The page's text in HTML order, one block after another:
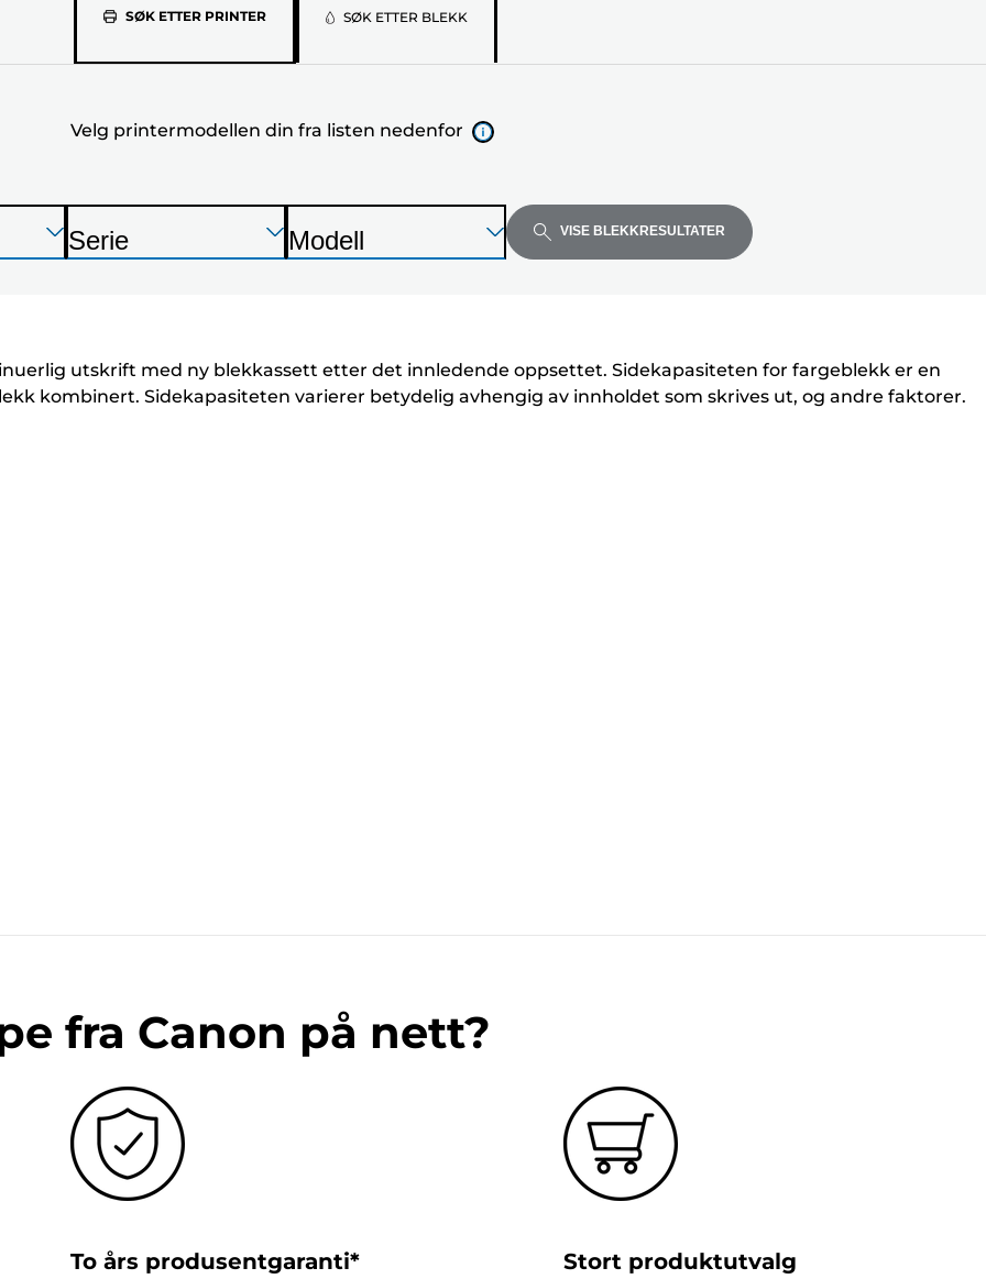
SØK ETTER PRINTER
Velg
printermodellen
din
listen
nedenfor
SØK ETTER BLEKK
Velg printermodellen din fra listen nedenfor
Trykk
Enter
Trykk
Enter
S
i
v
Serie
Trykk
Enter
S
i
v
Modell VISE BLEKKRESULTATER
utskrift med ny blekkassett etter det innledende oppsettet. Sidekapasiteten for fargeblekk er en
kombinert. Sidekapasiteten varierer betydelig avhengig av innholdet som skrives ut, og andre faktorer.
fra Canon på nett?
To års produsentgaranti* Stort produktutvalg